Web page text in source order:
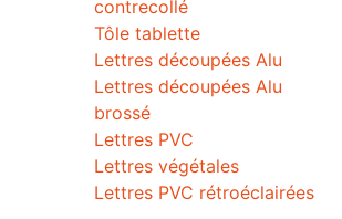
contrecollé
Tôle tablette
Lettres découpées Alu
Lettres découpées Alu
brossé
Lettres PVC
Lettres végétales
Lettres PVC rétroéclairées